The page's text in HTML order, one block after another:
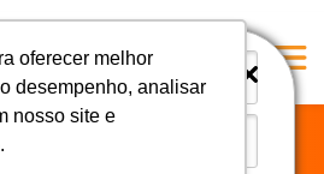
oferecer melhor
desempenho, analisar
nosso site e
i
i